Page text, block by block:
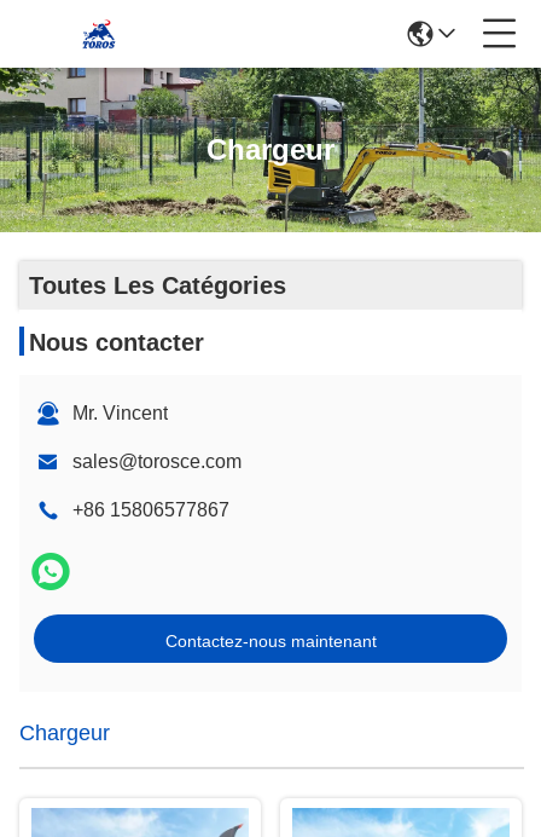
Chargeur
Toutes Les Catégories
Nous contacter
Mr. Vincent
sales@torosce.com
+86 15806577867
Contactez-nous maintenant
Chargeur